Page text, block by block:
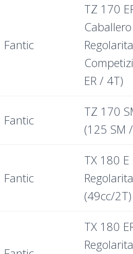
Fantic
TZ 170
Caballero
Regolarita
ER / 4T)
Fantic
TZ 170
(125 SM
Fantic
TX 180 E
Regolarita
(49cc/2T)
TX 180
Regolarita